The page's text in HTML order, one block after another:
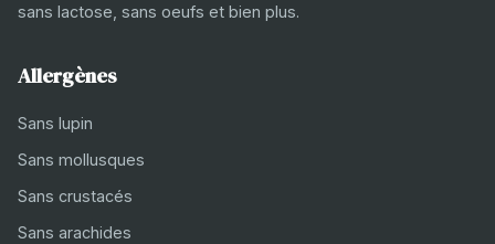
sans lactose, sans oeufs et bien plus.
Allergènes
Sans lupin
Sans mollusques
Sans crustacés
Sans arachides